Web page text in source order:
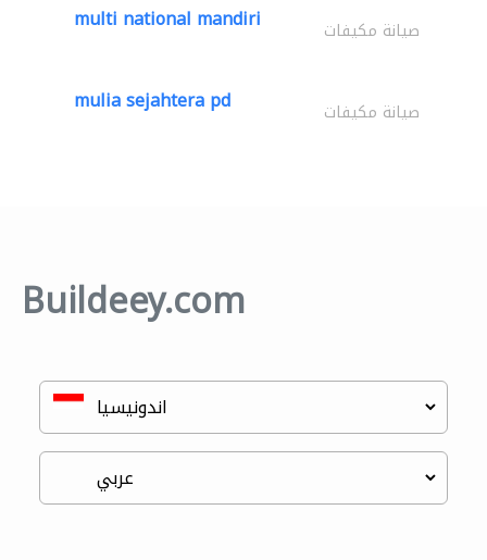
multi national mandiri صيانة مكيفات
mulia sejahtera pd صيانة مكيفات
Buildeey.com